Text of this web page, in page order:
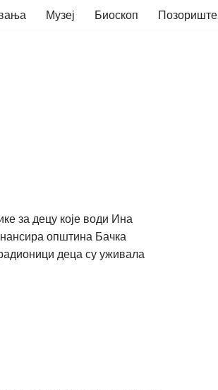
Музеј Биоскоп Позориште
за децу које води Ина
општина Бачка
деца су уживала